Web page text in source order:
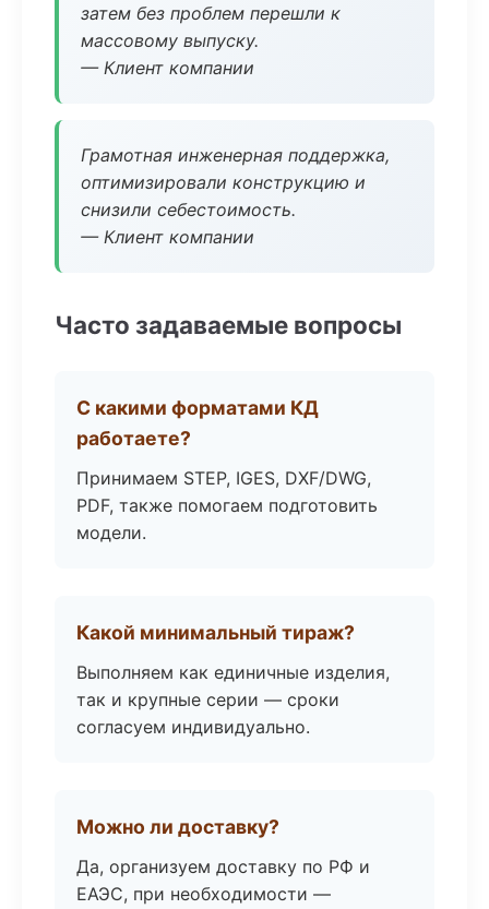
затем без проблем перешли к
массовому выпуску.
— Клиент компании
Грамотная инженерная поддержка,
оптимизировали конструкцию и
снизили себестоимость.
— Клиент компании
Часто задаваемые вопросы
С какими форматами КД
работаете?
Принимаем STEP, IGES, DXF/DWG,
PDF, также помогаем подготовить
модели.
Какой минимальный тираж?
Выполняем как единичные изделия,
так и крупные серии — сроки
согласуем индивидуально.
Можно ли доставку?
Да, организуем доставку по РФ и
ЕАЭС, при необходимости —